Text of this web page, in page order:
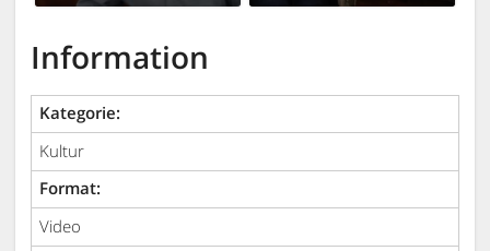
Information
Kategorie:
Kultur
Format:
Video